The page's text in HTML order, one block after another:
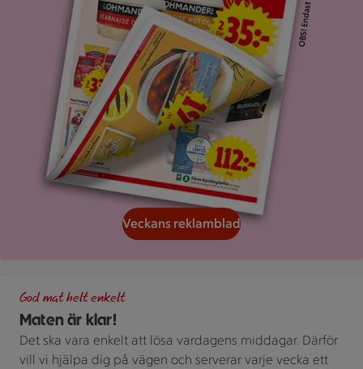
Veckans reklamblad
Maten är klar!
God mat helt enkelt
Det ska vara enkelt att lösa vardagens middagar. Därför
vill vi hjälpa dig på vägen och serverar varje vecka ett